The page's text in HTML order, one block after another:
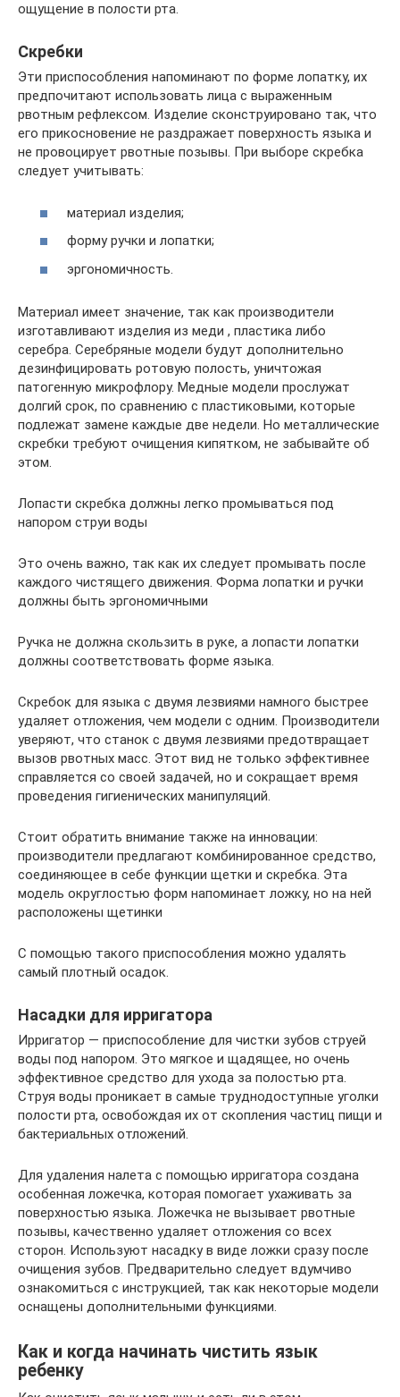
ощущение в полости рта.
Скребки
Эти приспособления напоминают по форме лопатку, их
предпочитают использовать лица с выраженным
рвотным рефлексом. Изделие сконструировано так, что
его прикосновение не раздражает поверхность языка и
не провоцирует рвотные позывы. При выборе скребка
следует учитывать:
материал изделия;
форму ручки и лопатки;
эргономичность.
Материал имеет значение, так как производители
изготавливают изделия из меди , пластика либо
серебра. Серебряные модели будут дополнительно
дезинфицировать ротовую полость, уничтожая
патогенную микрофлору. Медные модели прослужат
долгий срок, по сравнению с пластиковыми, которые
подлежат замене каждые две недели. Но металлические
скребки требуют очищения кипятком, не забывайте об
этом.
Лопасти скребка должны легко промываться под
напором струи воды
Это очень важно, так как их следует промывать после
каждого чистящего движения. Форма лопатки и ручки
должны быть эргономичными
Ручка не должна скользить в руке, а лопасти лопатки
должны соответствовать форме языка.
Скребок для языка с двумя лезвиями намного быстрее
удаляет отложения, чем модели с одним. Производители
уверяют, что станок с двумя лезвиями предотвращает
вызов рвотных масс. Этот вид не только эффективнее
справляется со своей задачей, но и сокращает время
проведения гигиенических манипуляций.
Стоит обратить внимание также на инновации:
производители предлагают комбинированное средство,
соединяющее в себе функции щетки и скребка. Эта
модель округлостью форм напоминает ложку, но на ней
расположены щетинки
С помощью такого приспособления можно удалять
самый плотный осадок.
Насадки для ирригатора
Ирригатор — приспособление для чистки зубов струей
воды под напором. Это мягкое и щадящее, но очень
эффективное средство для ухода за полостью рта.
Струя воды проникает в самые труднодоступные уголки
полости рта, освобождая их от скопления частиц пищи и
бактериальных отложений.
Для удаления налета с помощью ирригатора создана
особенная ложечка, которая помогает ухаживать за
поверхностью языка. Ложечка не вызывает рвотные
позывы, качественно удаляет отложения со всех
сторон. Используют насадку в виде ложки сразу после
очищения зубов. Предварительно следует вдумчиво
ознакомиться с инструкцией, так как некоторые модели
оснащены дополнительными функциями.
Как и когда начинать чистить язык
ребенку